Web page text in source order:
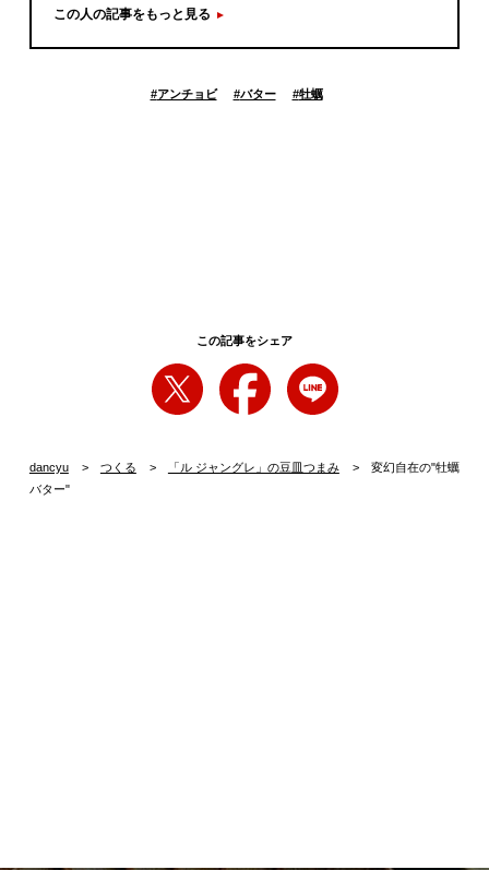
この人の記事をもっと見る
#アンチョビ #バター #牡蠣
この記事をシェア
dancyu つくる 「ル ジャングレ」の豆皿つまみ
変幻自在の"牡蠣
バター"